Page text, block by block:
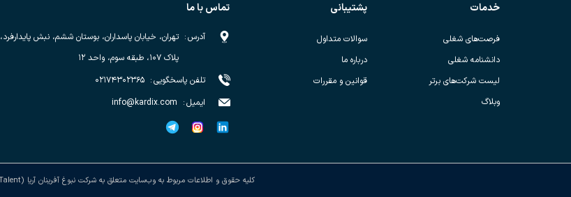
خدمات
فرصت‌های شغلی
دانشنامه شغلی
لیست شرکت‌های برتر
وبلاگ
پشتیبانی
سوالات متداول
درباره ما
قوانین و مقررات
تماس با ما
آدرس: تهران، خیابان پاسداران، بوستان ششم، نبش پایدارفرد،
پلاک ۱۰۷، طبقه سوم، واحد ۱۲
تلفن پاسخگویی: ۰۲۱۷۴۳۰۲۳۶۵
ایمیل:
info@kardix.com
کلیه حقوق و اطلاعات مربوط به وب‌سایت متعلق به شرکت نبوغ آفرینان آریا (Iran Talent) می‌باشد.